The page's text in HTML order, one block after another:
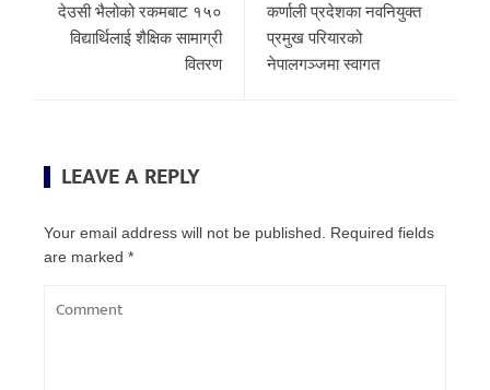
देउसी भैलोको रकमबाट १५०
विद्यार्थिलाई शैक्षिक सामाग्री
वितरण
कर्णाली प्रदेशका नवनियुक्त
प्रमुख परियारको
नेपालगञ्जमा स्वागत
LEAVE A REPLY
Your email address will not be published.
Required fields
are marked *